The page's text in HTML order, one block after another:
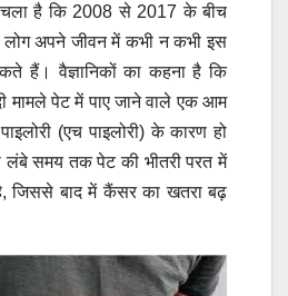
चला है कि 2008 से 2017 के बीच
अपने जीवन में कभी न कभी इस
सकते हैं।वैज्ञानिकों का कहना है कि
मामले पेट में पाए जाने वाले एक आम
(एच पाइलोरी) के कारण हो
लंबे समय तक पेट की भीतरी परत में
जिससे बाद में कैंसर का खतरा बढ़